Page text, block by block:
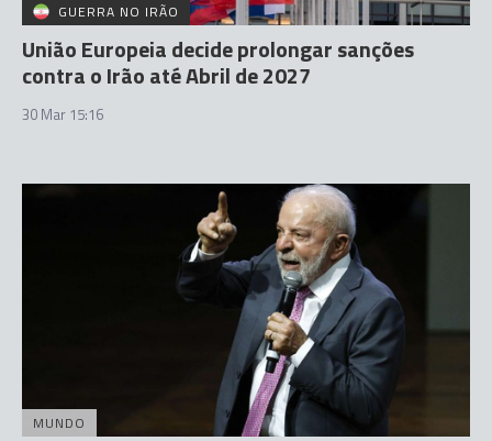
GUERRA NO IRÃO
União Europeia decide prolongar sanções
contra o Irão até Abril de 2027
30 Mar 15:16
MUNDO